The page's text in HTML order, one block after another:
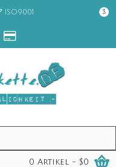
ISO9001 $
0 Artikel - $0